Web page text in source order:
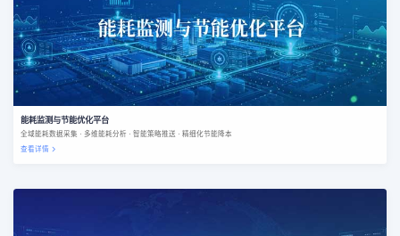
能耗监测与节能优化平台
全域能耗数据采集 · 多维能耗分析 · 智能策略推送 · 精细化节能降本
查看详情